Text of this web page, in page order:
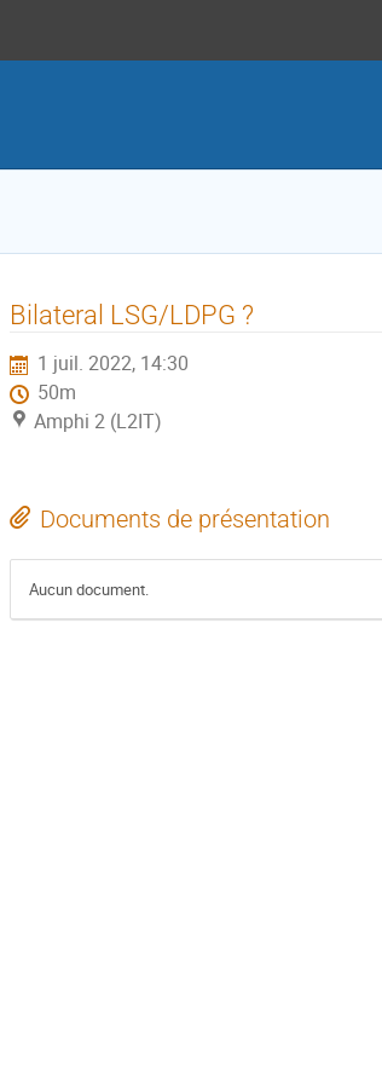
Bilateral LSG/LDPG ?
1 juil. 2022, 14:30
50m
Amphi 2 (L2IT)
Documents de présentation
Aucun document.